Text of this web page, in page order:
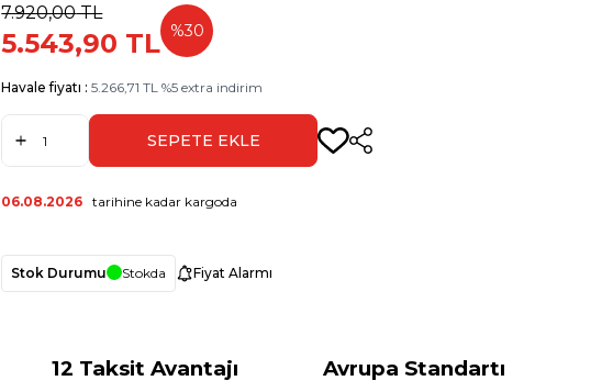
7.920,00TL
5.543,90 TL %30
Havale fiyatı :5.266,71 TL%5 extra indirim
SEPETE EKLE Paylaş
06.08.2026 tarihine kadar kargoda
Stok Durumu Stokda Fiyat Alarmı
12 Taksit Avantajı Avrupa Standartı